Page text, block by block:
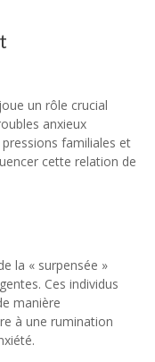
un rôle crucial
anxieux
familiales et
cette relation de
la « surpensée »
Ces individus
manière
à une rumination